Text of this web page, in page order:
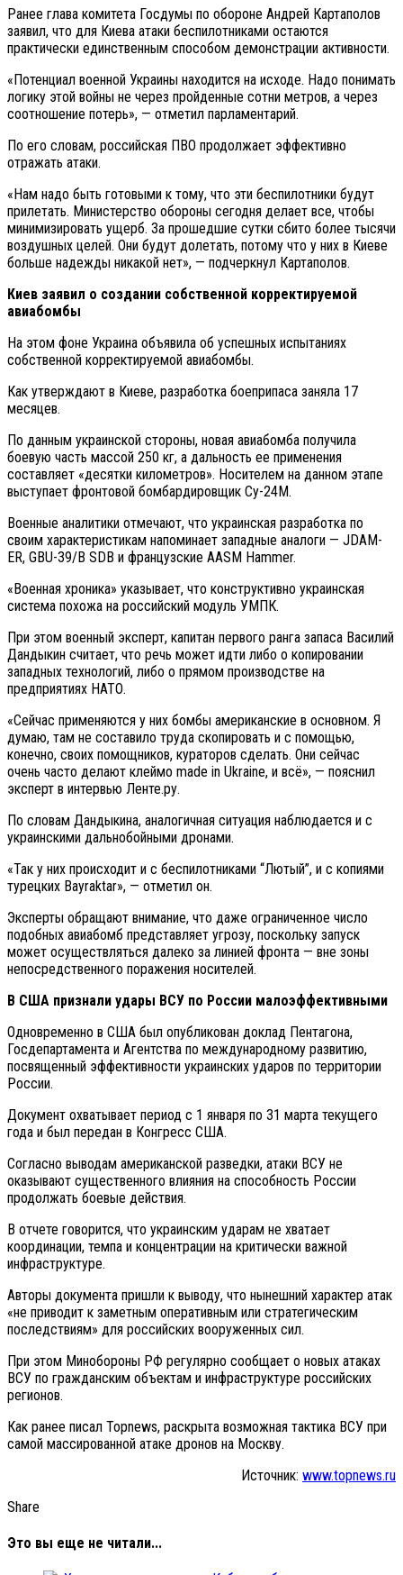
Ранее глава комитета Госдумы по обороне Андрей Картаполов
заявил, что для Киева атаки беспилотниками остаются
практически единственным способом демонстрации активности.
«Потенциал военной Украины находится на исходе. Надо понимать
логику этой войны не через пройденные сотни метров, а через
соотношение потерь», — отметил парламентарий.
По его словам, российская ПВО продолжает эффективно
отражать атаки.
«Нам надо быть готовыми к тому, что эти беспилотники будут
прилетать. Министерство обороны сегодня делает все, чтобы
минимизировать ущерб. За прошедшие сутки сбито более тысячи
воздушных целей. Они будут долетать, потому что у них в Киеве
больше надежды никакой нет», — подчеркнул Картаполов.
Киев заявил о создании собственной корректируемой
авиабомбы
На этом фоне Украина объявила об успешных испытаниях
собственной корректируемой авиабомбы.
Как утверждают в Киеве, разработка боеприпаса заняла 17
месяцев.
По данным украинской стороны, новая авиабомба получила
боевую часть массой 250 кг, а дальность ее применения
составляет «десятки километров». Носителем на данном этапе
выступает фронтовой бомбардировщик Су-24М.
Военные аналитики отмечают, что украинская разработка по
своим характеристикам напоминает западные аналоги — JDAM-
ER, GBU-39/B SDB и французские AASM Hammer.
«Военная хроника» указывает, что конструктивно украинская
система похожа на российский модуль УМПК.
При этом военный эксперт, капитан первого ранга запаса Василий
Дандыкин считает, что речь может идти либо о копировании
западных технологий, либо о прямом производстве на
предприятиях НАТО.
«Сейчас применяются у них бомбы американские в основном. Я
думаю, там не составило труда скопировать и с помощью,
конечно, своих помощников, кураторов сделать. Они сейчас
очень часто делают клеймо made in Ukraine, и всё», — пояснил
эксперт в интервью Ленте.ру.
По словам Дандыкина, аналогичная ситуация наблюдается и с
украинскими дальнобойными дронами.
«Так у них происходит и с беспилотниками “Лютый”, и с копиями
турецких Bayraktar», — отметил он.
Эксперты обращают внимание, что даже ограниченное число
подобных авиабомб представляет угрозу, поскольку запуск
может осуществляться далеко за линией фронта — вне зоны
непосредственного поражения носителей.
В США признали удары ВСУ по России малоэффективными
Одновременно в США был опубликован доклад Пентагона,
Госдепартамента и Агентства по международному развитию,
посвященный эффективности украинских ударов по территории
России.
Документ охватывает период с 1 января по 31 марта текущего
года и был передан в Конгресс США.
Согласно выводам американской разведки, атаки ВСУ не
оказывают существенного влияния на способность России
продолжать боевые действия.
В отчете говорится, что украинским ударам не хватает
координации, темпа и концентрации на критически важной
инфраструктуре.
Авторы документа пришли к выводу, что нынешний характер атак
«не приводит к заметным оперативным или стратегическим
последствиям» для российских вооруженных сил.
При этом Минобороны РФ регулярно сообщает о новых атаках
ВСУ по гражданским объектам и инфраструктуре российских
регионов.
Как ранее писал Topnews, раскрыта возможная тактика ВСУ при
самой массированной атаке дронов на Москву.
Источник: www.topnews.ru
Share
Это вы еще не читали...